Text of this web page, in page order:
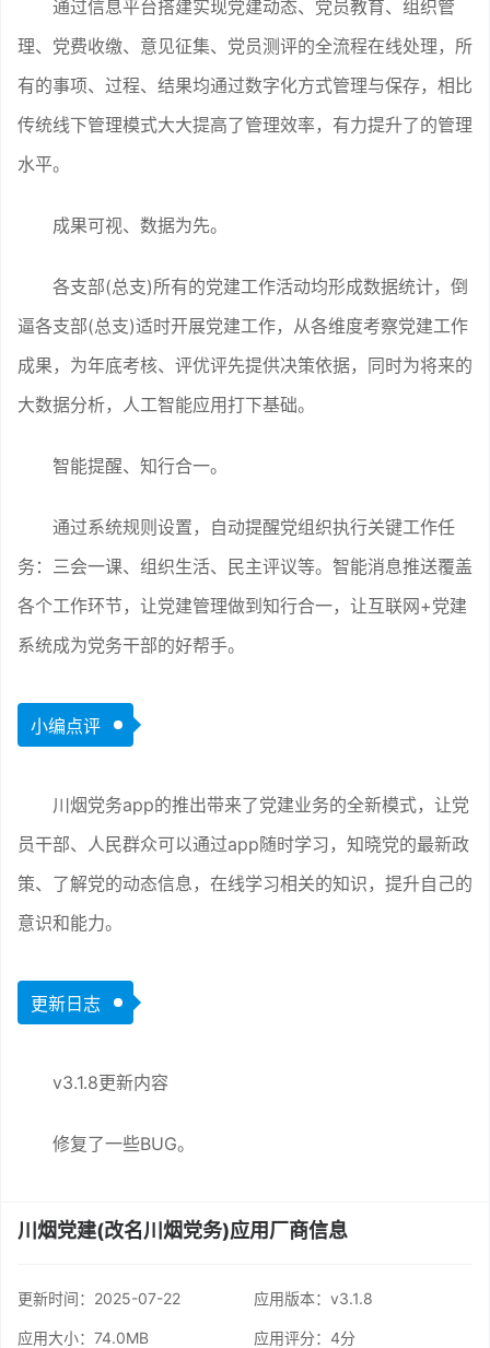
通过信息平台搭建实现党建动态、党员教育、组织管
理、党费收缴、意见征集、党员测评的全流程在线处理，所
有的事项、过程、结果均通过数字化方式管理与保存，相比
传统线下管理模式大大提高了管理效率，有力提升了的管理
水平。
成果可视、数据为先。
各支部(总支)所有的党建工作活动均形成数据统计，倒
逼各支部(总支)适时开展党建工作，从各维度考察党建工作
成果，为年底考核、评优评先提供决策依据，同时为将来的
大数据分析，人工智能应用打下基础。
智能提醒、知行合一。
通过系统规则设置，自动提醒党组织执行关键工作任
务：三会一课、组织生活、民主评议等。智能消息推送覆盖
各个工作环节，让党建管理做到知行合一，让互联网+党建
系统成为党务干部的好帮手。
小编点评
川烟党务app的推出带来了党建业务的全新模式，让党
员干部、人民群众可以通过app随时学习，知晓党的最新政
策、了解党的动态信息，在线学习相关的知识，提升自己的
意识和能力。
更新日志
v3.1.8更新内容
修复了一些BUG。
川烟党建(改名川烟党务)应用厂商信息
更新时间： 2025-07-22 应用版本：v3.1.8
应用大小：74.0MB 应用评分： 4分